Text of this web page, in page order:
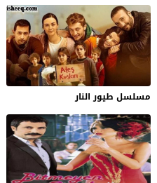
مسلسل طيور النار